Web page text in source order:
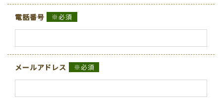
電話番号 ※必須
メールアドレス ※必須